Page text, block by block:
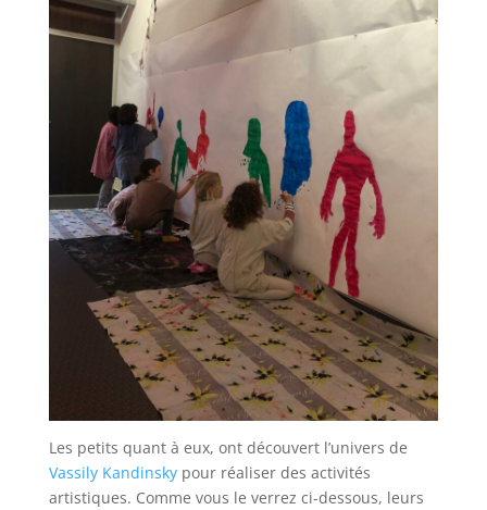
Les petits quant à eux, ont découvert l’univers de
Vassily Kandinskypour réaliser des activités
artistiques. Comme vous le verrez ci-dessous, leurs